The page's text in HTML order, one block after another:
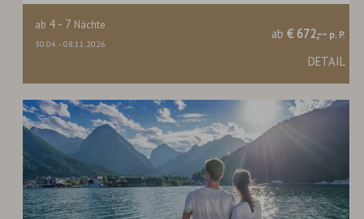
ab 4 - 7 Nächte
30.04.-08.11.2026
ab € 672,-- p. P.
DETAIL